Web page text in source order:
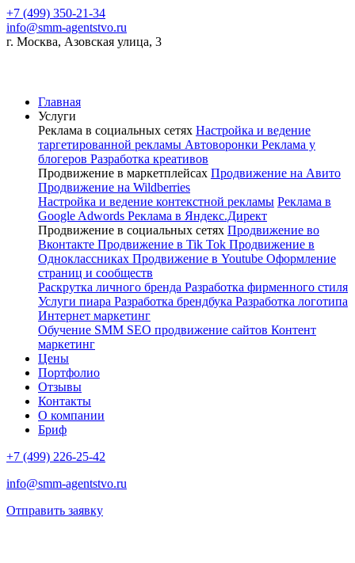
+7 (499) 350-21-34
info@smm-agentstvo.ru
г. Москва, Азовская улица, 3
Главная
Услуги
Реклама в социальных сетях Настройка и ведение
таргетированной рекламы Автоворонки Реклама у
блогеров Разработка креативов
Продвижение в маркетплейсах Продвижение на Авито
Продвижение на Wildberries
Настройка и ведение контекстной рекламы Реклама в
Google Adwords Реклама в Яндекс.Директ
Продвижение в социальных сетях Продвижение во
Вконтакте Продвижение в Tik Tok Продвижение в
Одноклассниках Продвижение в Youtube Оформление
страниц и сообществ
Раскрутка личного бренда Разработка фирменного стиля
Услуги пиара Разработка брендбука Разработка логотипа
Интернет маркетинг
Обучение SMM SEO продвижение сайтов Контент
маркетинг
Цены
Портфолио
Отзывы
Контакты
О компании
Бриф
+7 (499) 226-25-42
info@smm-agentstvo.ru
Отправить заявку